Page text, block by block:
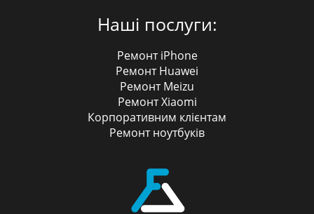
Наші послуги:
Ремонт iPhone
Ремонт Huawei
Ремонт Meizu
Ремонт Xiaomi
Корпоративним клієнтам
Ремонт ноутбуків